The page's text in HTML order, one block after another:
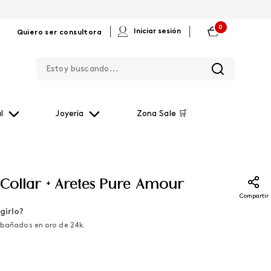
Quiero ser consultora Iniciar sesión
0
Joyería Zona Sale 🛒
+ Aretes Pure Amour
Compartir
en oro de 24k.